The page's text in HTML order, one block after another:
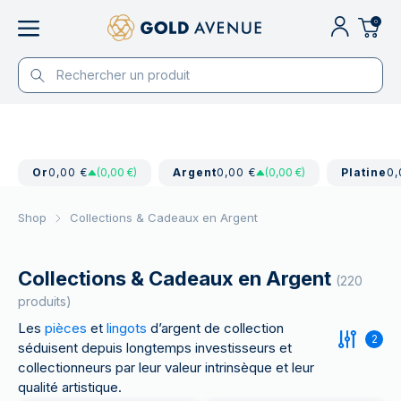
0
Or0,00 € (0,00 €) Argent0,00 € (0,00 €) Platine
Shop Collections & Cadeaux en Argent
Collections & Cadeaux en Argent (220
produits)
Les pièces et lingots d’argent de collection
séduisent depuis longtemps investisseurs et
collectionneurs par leur valeur intrinsèque et leur
qualité artistique.
2